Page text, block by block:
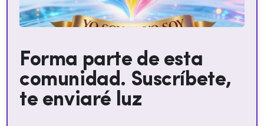
Forma parte de esta
comunidad. Suscríbete,
te enviaré luz